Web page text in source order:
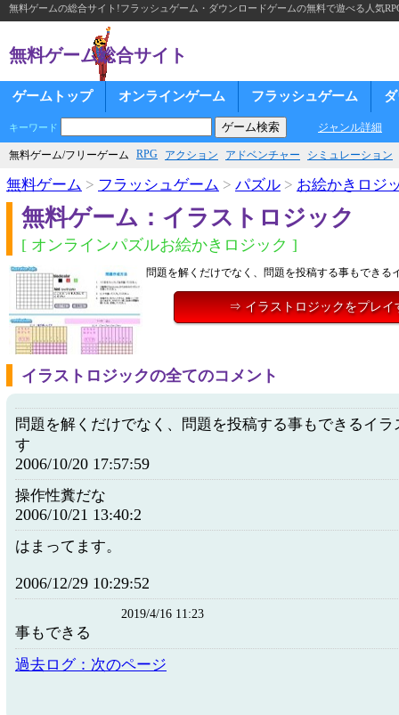
無料ゲームの総合サイト!フラッシュゲーム・ダウンロードゲームの無料で遊べる人気
無料ゲーム総合サイト
ゲームトップ オンラインゲーム フラッシュゲーム
キーワード ジャンル詳細
無料ゲーム/フリーゲーム RPG アクション アドベンチャー シミュレーション
無料ゲーム > フラッシュゲーム > パズル > お絵かきロジ
無料ゲーム：イラストロジック
[ オンラインパズルお絵かきロジック ]
問題を解くだけでなく、問題を投稿する事もできる
⇒ イラストロジックをプレイ
イラストロジックの全てのコメント
問題を解くだけでなく、問題を投稿する事もできるイ
す
2006/10/20 17:57:59
操作性糞だな
2006/10/21 13:40:2
はまってます。
2006/12/29 10:29:52
2019/4/16 11:23
事もできる
過去ログ：次のページ